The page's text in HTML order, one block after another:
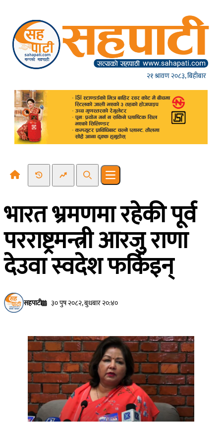
२१ श्रावण २०८३, बिहीबार
Recent NewsTrending News
SearchOpen main menu
भारत भ्रमणमा रहेकी पूर्व
परराष्ट्रमन्त्री आरजु राणा
देउवा स्वदेश फर्किइन्
सहपाटी ३० पुष २०८२, बुधबार २०:४०